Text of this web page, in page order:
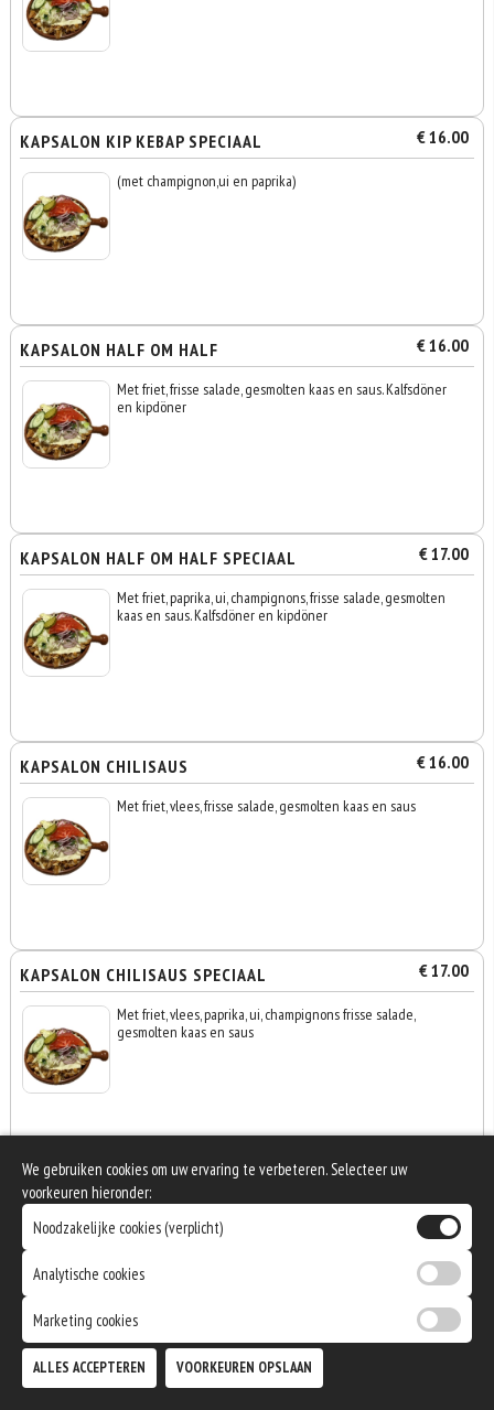
KAPSALON KIP KEBAP SPECIAAL € 16.00
(met champignon,ui en paprika)
KAPSALON HALF OM HALF € 16.00
Met friet, frisse salade, gesmolten kaas en saus. Kalfsdöner
en kipdöner
KAPSALON HALF OM HALF SPECIAAL € 17.00
Met friet, paprika, ui, champignons, frisse salade, gesmolten
kaas en saus. Kalfsdöner en kipdöner
KAPSALON CHILISAUS € 16.00
Met friet, vlees, frisse salade, gesmolten kaas en saus
KAPSALON CHILISAUS SPECIAAL € 17.00
Met friet, vlees, paprika, ui, champignons frisse salade,
gesmolten kaas en saus
KAPSALON SHOARMA
Met friet, shoarma, frisse salade, gesmolten kaas en saus
KAPSALON SHOARMA SPECIAAL
€ 0,00
We gebruiken cookies om uw ervaring te verbeteren. Selecteer uw
voorkeuren hieronder:
Noodzakelijke cookies (verplicht)
Analytische cookies
Marketing cookies
ALLES ACCEPTEREN VOORKEUREN OPSLAAN